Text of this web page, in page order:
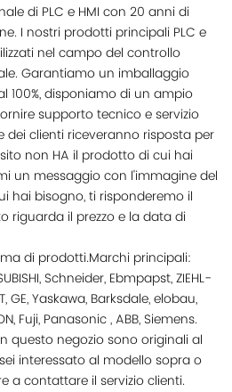
di PLC e HMI con 20 anni di
I nostri prodotti principali PLC e
nel campo del controllo
Garantiamo un imballaggio
100%, disponiamo di un ampio
supporto tecnico e servizio
clienti riceveranno risposta per
non HA il prodotto di cui hai
un messaggio con l'immagine del
hai bisogno, ti risponderemo il
riguarda il prezzo e la data di
di prodotti.Marchi principali:
Schneider, Ebmpapst, ZIEHL-
GE, Yaskawa, Barksdale, elobau,
Fuji, Panasonic , ABB, Siemens.
questo negozio sono originali al
interessato al modello sopra o
a contattare il servizio clienti.